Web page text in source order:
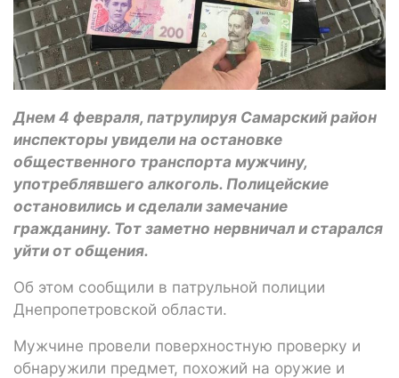
Днем 4 февраля, патрулируя Самарский район
инспекторы увидели на остановке
общественного транспорта мужчину,
употреблявшего алкоголь. Полицейские
остановились и сделали замечание
гражданину. Тот заметно нервничал и старался
уйти от общения.
Об этом сообщили в патрульной полиции
Днепропетровской области.
Мужчине провели поверхностную проверку и
обнаружили предмет, похожий на оружие и